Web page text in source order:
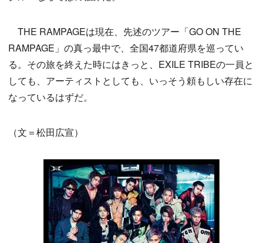
THE RAMPAGEは現在、先述のツアー「GO ON THE
RAMPAGE」の真っ最中で、全国47都道府県を巡ってい
る。その旅を終えた時にはきっと、EXILE TRIBEの一員と
しても、アーティストとしても、いっそう頼もしい存在に
なっているはずだ。
（文＝松田広宣）